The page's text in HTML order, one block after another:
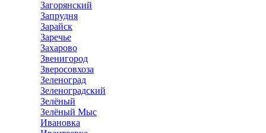
Загорянский
Запрудня
Зарайск
Заречье
Захарово
Звенигород
Зверосовхоза
Зеленоград
Зеленоградский
Зелёный
Зелёный Мыс
Ивановка